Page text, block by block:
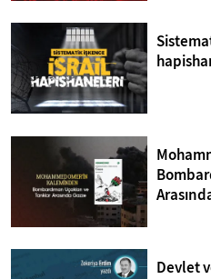
Devlet